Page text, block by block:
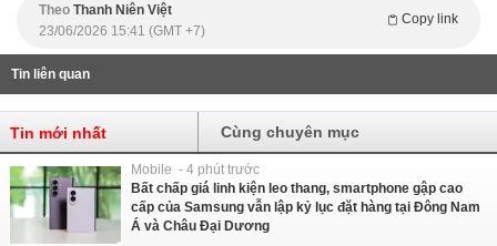
Theo Thanh Niên Việt
Copy link
23/06/2026 15:41 (GMT +7)
Tin liên quan
Tin mới nhất Cùng chuyên mục
Mobile - 4 phút trước
Bất chấp giá linh kiện leo thang, smartphone gập cao
cấp của Samsung vẫn lập kỷ lục đặt hàng tại Đông Nam
Á và Châu Đại Dương